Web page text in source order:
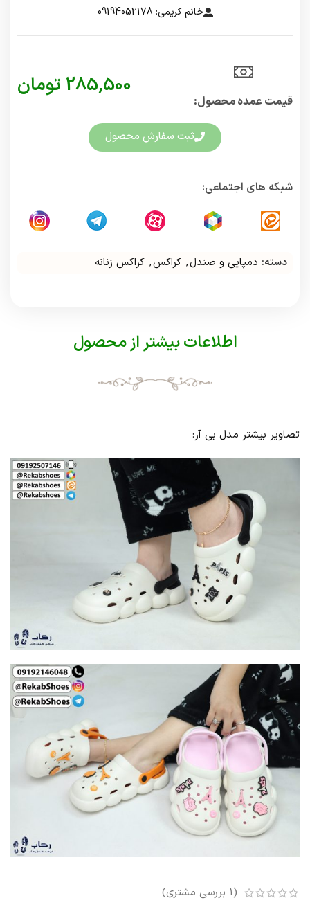
خانم کریمی: 09194052178
قیمت عمده محصول:​
285,500 تومان
ثبت سفارش محصول
شبکه های اجتماعی:
دسته: دمپایی و صندل, کراکس, کراکس زنانه
اطلاعات بیشتر از محصول
تصاویر بیشتر مدل بی آر:
(
1 بررسی مشتری)